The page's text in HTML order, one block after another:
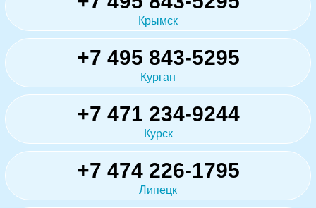
Крымск
+7 495 843-5295
Курган
+7 471 234-9244
Курск
+7 474 226-1795
Липецк